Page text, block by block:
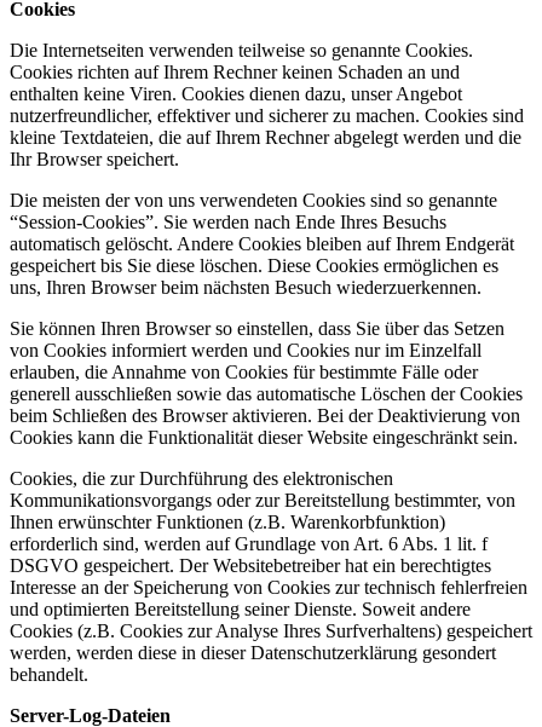
Cookies
Die Internetseiten verwenden teilweise so genannte Cookies.
Cookies richten auf Ihrem Rechner keinen Schaden an und
enthalten keine Viren. Cookies dienen dazu, unser Angebot
nutzerfreundlicher, effektiver und sicherer zu machen. Cookies sind
kleine Textdateien, die auf Ihrem Rechner abgelegt werden und die
Ihr Browser speichert.
Die meisten der von uns verwendeten Cookies sind so genannte
“Session-Cookies”. Sie werden nach Ende Ihres Besuchs
automatisch gelöscht. Andere Cookies bleiben auf Ihrem Endgerät
gespeichert bis Sie diese löschen. Diese Cookies ermöglichen es
uns, Ihren Browser beim nächsten Besuch wiederzuerkennen.
Sie können Ihren Browser so einstellen, dass Sie über das Setzen
von Cookies informiert werden und Cookies nur im Einzelfall
erlauben, die Annahme von Cookies für bestimmte Fälle oder
generell ausschließen sowie das automatische Löschen der Cookies
beim Schließen des Browser aktivieren. Bei der Deaktivierung von
Cookies kann die Funktionalität dieser Website eingeschränkt sein.
Cookies, die zur Durchführung des elektronischen
Kommunikationsvorgangs oder zur Bereitstellung bestimmter, von
Ihnen erwünschter Funktionen (z.B. Warenkorbfunktion)
erforderlich sind, werden auf Grundlage von Art. 6 Abs. 1 lit. f
DSGVO gespeichert. Der Websitebetreiber hat ein berechtigtes
Interesse an der Speicherung von Cookies zur technisch fehlerfreien
und optimierten Bereitstellung seiner Dienste. Soweit andere
Cookies (z.B. Cookies zur Analyse Ihres Surfverhaltens) gespeichert
werden, werden diese in dieser Datenschutzerklärung gesondert
behandelt.
Server-Log-Dateien